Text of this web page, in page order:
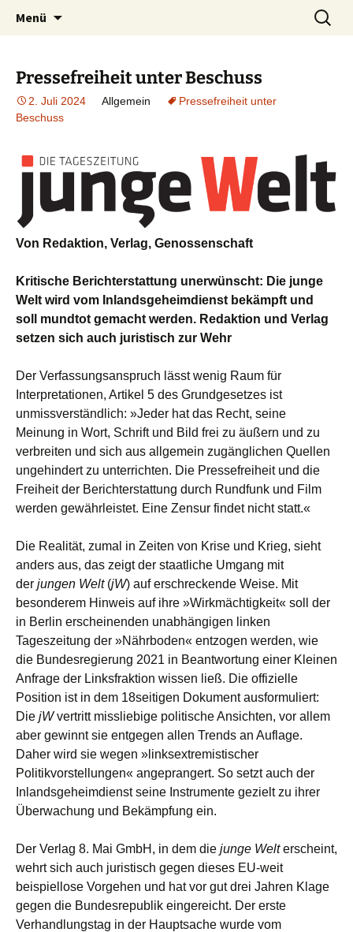
gewerkschaftsforum.de
ein Forum für Gewerkschafterinnen und
Gewerkschafter, die etwas zu sagen haben
Menü
Suchen
nach:
Pressefreiheit unter Beschuss
2. Juli 2024 Allgemein
Pressefreiheit unter
Beschuss
Von Redaktion, Verlag, Genossenschaft
Kritische Berichterstattung unerwünscht: Die junge
Welt wird vom Inlandsgeheimdienst bekämpft und
soll mundtot gemacht werden. Redaktion und Verlag
setzen sich auch juristisch zur Wehr
Der Verfassungsanspruch lässt wenig Raum für
Interpretationen, Artikel 5 des Grundgesetzes ist
unmissverständlich: »Jeder hat das Recht, seine
Meinung in Wort, Schrift und Bild frei zu äußern und zu
verbreiten und sich aus allgemein zugänglichen Quellen
ungehindert zu unterrichten. Die Pressefreiheit und die
Freiheit der Berichterstattung durch Rundfunk und Film
werden gewährleistet. Eine Zensur findet nicht statt.«
Die Realität, zumal in Zeiten von Krise und Krieg, sieht
anders aus, das zeigt der staatliche Umgang mit
der jungen Welt(jW) auf erschreckende Weise. Mit
besonderem Hinweis auf ihre »Wirkmächtigkeit« soll der
in Berlin erscheinenden unabhängigen linken
Tageszeitung der »Nährboden« entzogen werden, wie
die Bundesregierung 2021 in Beantwortung einer Kleinen
Anfrage der Linksfraktion wissen ließ. Die offizielle
Position ist in dem 18seitigen Dokument ausformuliert:
Die jWvertritt missliebige politische Ansichten, vor allem
aber gewinnt sie entgegen allen Trends an Auflage.
Daher wird sie wegen »linksextremistischer
Politikvorstellungen« angeprangert. So setzt auch der
Inlandsgeheimdienst seine Instrumente gezielt zu ihrer
Überwachung und Bekämpfung ein.
Der Verlag 8. Mai GmbH, in dem die junge Welterscheint,
wehrt sich auch juristisch gegen dieses EU-weit
beispiellose Vorgehen und hat vor gut drei Jahren Klage
gegen die Bundesrepublik eingereicht. Der erste
Verhandlungstag in der Hauptsache wurde vom